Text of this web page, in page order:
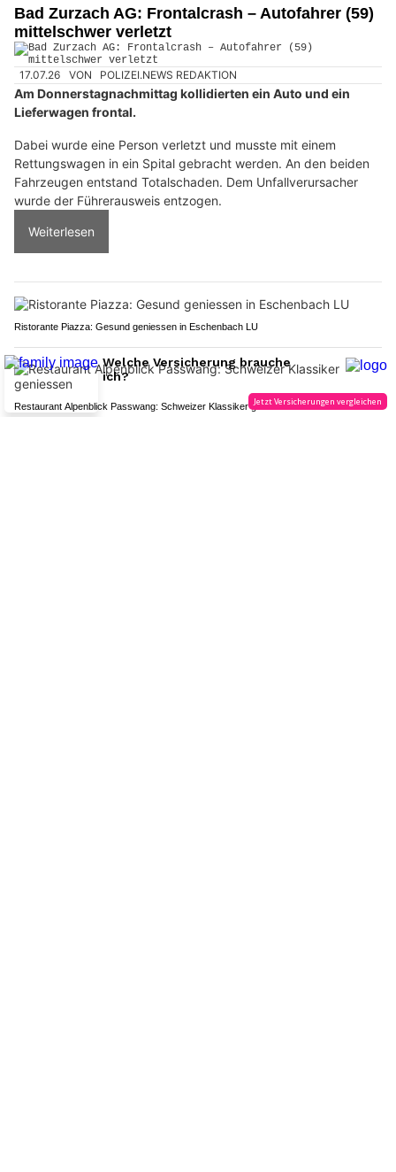
Bad Zurzach AG: Frontalcrash – Autofahrer (59)
mittelschwer verletzt
17.07.26 VON POLIZEI.NEWS REDAKTION
Am Donnerstagnachmittag kollidierten ein Auto und ein
Lieferwagen frontal.
Dabei wurde eine Person verletzt und musste mit einem
Rettungswagen in ein Spital gebracht werden. An den beiden
Fahrzeugen entstand Totalschaden. Dem Unfallverursacher
wurde der Führerausweis entzogen.
Weiterlesen
Ristorante Piazza: Gesund geniessen in Eschenbach LU
Restaurant Alpenblick Passwang: Schweizer Klassiker geniessen